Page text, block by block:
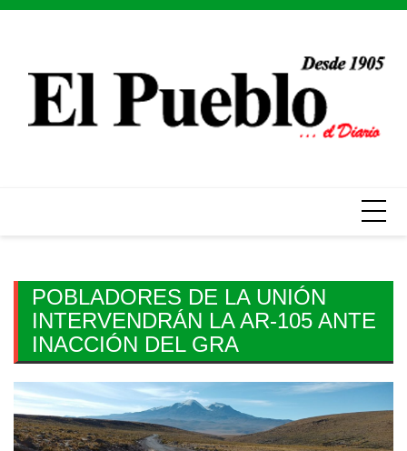
Skip
POBLADORES DE LA UNIÓN
INTERVENDRÁN LA AR-105 ANTE
INACCIÓN DEL GRA